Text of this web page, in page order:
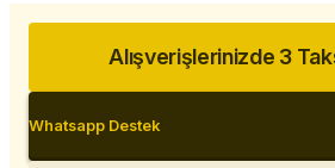
Alışverişlerinizde 3
Whatsapp Destek